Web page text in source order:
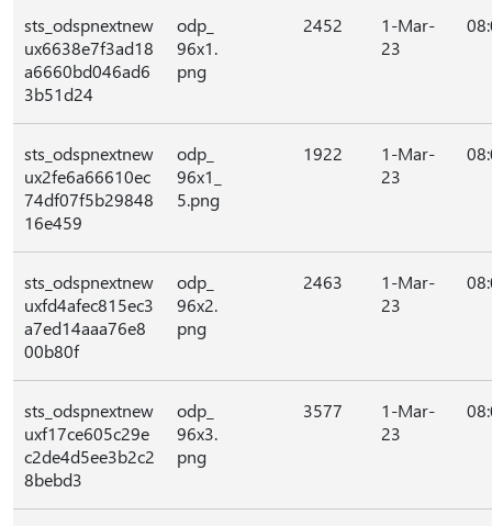
sts_odspnextnew
ux6638e7f3ad18
a6660bd046ad6
3b51d24
odp_
96x1.
png
2452
1-Mar-
23
sts_odspnextnew
ux2fe6a66610ec
74df07f5b29848
16e459
odp_
96x1_
5.png
1922
1-Mar-
23
sts_odspnextnew
uxfd4afec815ec3
a7ed14aaa76e8
00b80f
odp_
96x2.
png
2463
1-Mar-
23
sts_odspnextnew
uxf17ce605c29e
c2de4d5ee3b2c2
8bebd3
odp_
96x3.
png
3577
1-Mar-
23